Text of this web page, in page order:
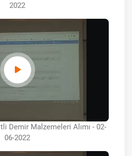
2022
Demir Malzemeleri Alımı - 02-
06-2022